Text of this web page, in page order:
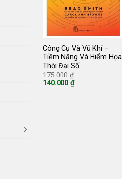
Công Cụ Và Vũ Khí –
Tiềm Năng Và Hiểm Họa
Thời Đại Số
175.000₫
140.000₫